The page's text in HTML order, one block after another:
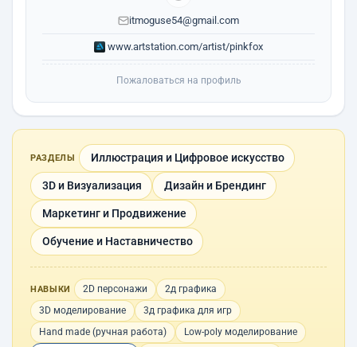
itmoguse54@gmail.com
www.artstation.com/artist/pinkfox
Пожаловаться на профиль
РАЗДЕЛЫ Иллюстрация и Цифровое искусство
3D и Визуализация Дизайн и Брендинг
Маркетинг и Продвижение
Обучение и Наставничество
НАВЫКИ 2D персонажи
2д графика
3D моделирование
3д графика для игр
Hand made (ручная работа)
Low-poly моделирование